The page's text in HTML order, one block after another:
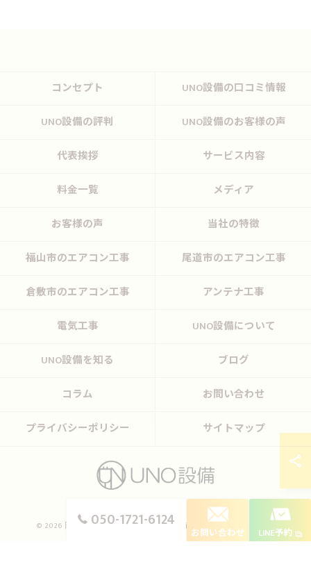
050-1721-6124
お問い合わせ LINE予約
コンセプト UNO設備の口コミ情報
UNO設備の評判 UNO設備のお客様の声
代表挨拶 サービス内容
料金一覧 メディア
お客様の声 当社の特徴
福山市のエアコン工事 尾道市のエアコン工事
倉敷市のエアコン工事 アンテナ工事
電気工事 UNO設備について
UNO設備を知る ブログ
コラム お問い合わせ
プライバシーポリシー サイトマップ
© 2026 岡山のエアコン工事ならUNO設備 ALL RIGHTS RESERVED.